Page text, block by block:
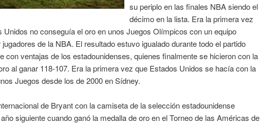
su periplo en las finales NBA siendo el
décimo en la lista. Era la primera vez
Unidos no conseguía el oro en unos Juegos Olímpicos con un equipo
de la NBA. El resultado estuvo igualado durante todo el partido
con ventajas de los estadounidenses, quienes finalmente se hicieron con la
al ganar 118-107. Era la primera vez que Estados Unidos se hacía con la
Juegos desde los de 2000 en Sídney.
de Bryant con la camiseta de la selección estadounidense
siguiente cuando ganó la medalla de oro en el Torneo de las Américas de